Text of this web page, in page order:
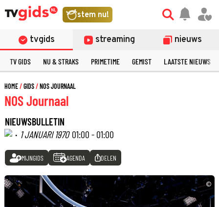
stem nu!
tvgids streaming nieuws
TV GIDS NU & STRAKS PRIMETIME GEMIST LAATSTE NIEUWS
HOME GIDS NOS JOURNAAL
NOS Journaal
NIEUWSBULLETIN
· 1 JANUARI 1970 01:00 - 01:00
MIJNGIDS AGENDA DELEN
©